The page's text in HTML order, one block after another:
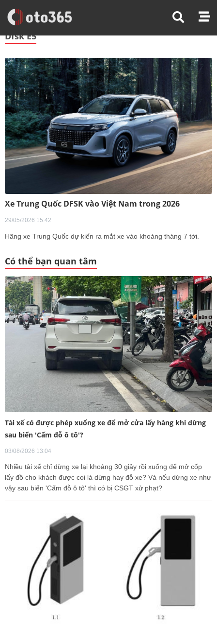
Trang Chủ Dfsk E5
Dfsk E5
Xe Trung Quốc DFSK vào Việt Nam trong 2026
29/05/2026 15:42
Hãng xe Trung Quốc dự kiến ra mắt xe vào khoảng tháng 7 tới.
Có thể bạn quan tâm
Tài xế có được phép xuống xe để mở cửa lấy hàng khi dừng
sau biển 'Cấm đỗ ô tô'?
03/08/2026 13:04
Nhiều tài xế chỉ dừng xe lại khoảng 30 giây rồi xuống để mở cốp
lấy đồ cho khách được coi là dừng hay đỗ xe? Và nếu dừng xe như
vậy sau biển 'Cấm đỗ ô tô' thì có bị CSGT xử phạt?